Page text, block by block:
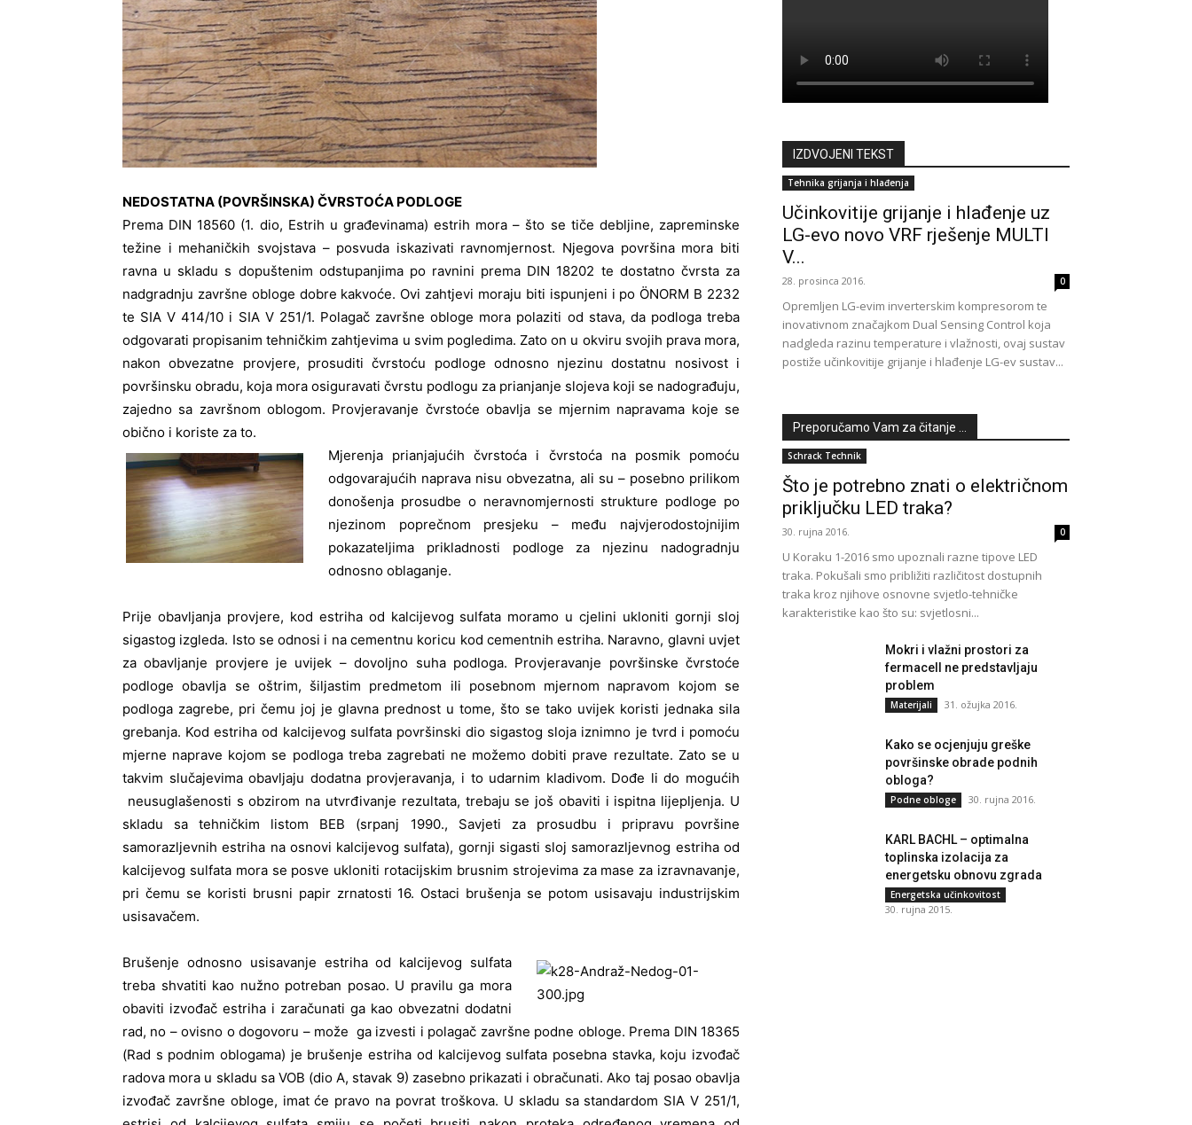
NEDOSTATNA (POVRŠINSKA) ČVRSTOĆA PODLOGE
Prema DIN 18560 (1. dio, Estrih u građevinama) estrih mora – što se tiče debljine, zapreminske
težine i mehaničkih svojstava – posvuda iskazivati ravnomjernost. Njegova površina mora biti
ravna u skladu s dopuštenim odstupanjima po ravnini prema DIN 18202 te dostatno čvrsta za
nadgradnju završne obloge dobre kakvoće. Ovi zahtjevi moraju biti ispunjeni i po ÖNORM B 2232
te SIA V 414/10 i SIA V 251/1. Polagač završne obloge mora polaziti od stava, da podloga treba
odgovarati propisanim tehničkim zahtjevima u svim pogledima. Zato on u okviru svojih prava mora,
nakon obvezatne provjere, prosuditi čvrstoću podloge odnosno njezinu dostatnu nosivost i
površinsku obradu, koja mora osiguravati čvrstu podlogu za prianjanje slojeva koji se nadograđuju,
zajedno sa završnom oblogom. Provjeravanje čvrstoće obavlja se mjernim napravama koje se
obično i koriste za to.
Mjerenja prianjajućih čvrstoća i čvrstoća na posmik pomoću
odgovarajućih naprava nisu obvezatna, ali su – posebno prilikom
donošenja prosudbe o neravnomjernosti strukture podloge po
njezinom poprečnom presjeku – među najvjerodostojnijim
pokazateljima prikladnosti podloge za njezinu nadogradnju
odnosno oblaganje.
Prije obavljanja provjere, kod estriha od kalcijevog sulfata moramo u cjelini ukloniti gornji sloj
sigastog izgleda. Isto se odnosi i na cementnu koricu kod cementnih estriha. Naravno, glavni uvjet
za obavljanje provjere je uvijek – dovoljno suha podloga. Provjeravanje površinske čvrstoće
podloge obavlja se oštrim, šiljastim predmetom ili posebnom mjernom napravom kojom se
podloga zagrebe, pri čemu joj je glavna prednost u tome, što se tako uvijek koristi jednaka sila
grebanja. Kod estriha od kalcijevog sulfata površinski dio sigastog sloja iznimno je tvrd i pomoću
mjerne naprave kojom se podloga treba zagrebati ne možemo dobiti prave rezultate. Zato se u
takvim slučajevima obavljaju dodatna provjeravanja, i to udarnim kladivom. Dođe li do mogućih
neusuglašenosti s obzirom na utvrđivanje rezultata, trebaju se još obaviti i ispitna lijepljenja. U
skladu sa tehničkim listom BEB (srpanj 1990., Savjeti za prosudbu i pripravu površine
samorazljevnih estriha na osnovi kalcijevog sulfata), gornji sigasti sloj samorazljevnog estriha od
kalcijevog sulfata mora se posve ukloniti rotacijskim brusnim strojevima za mase za izravnavanje,
pri čemu se koristi brusni papir zrnatosti 16. Ostaci brušenja se potom usisavaju industrijskim
usisavačem.
Brušenje odnosno usisavanje estriha od kalcijevog sulfata
treba shvatiti kao nužno potreban posao. U pravilu ga mora
obaviti izvođač estriha i zaračunati ga kao obvezatni dodatni
rad, no – ovisno o dogovoru – može ga izvesti i polagač završne podne obloge. Prema DIN 18365
(Rad s podnim oblogama) je brušenje estriha od kalcijevog sulfata posebna stavka, koju izvođač
radova mora u skladu sa VOB (dio A, stavak 9) zasebno prikazati i obračunati. Ako taj posao obavlja
izvođač završne obloge, imat će pravo na povrat troškova. U skladu sa standardom SIA V 251/1,
IZDVOJENI TEKST
Tehnika grijanja i hlađenja
Učinkovitije grijanje i hlađenje uz
LG-evo novo VRF rješenje MULTI
V...
28. prosinca 2016. 0
Opremljen LG-evim inverterskim kompresorom te
inovativnom značajkom Dual Sensing Control koja
nadgleda razinu temperature i vlažnosti, ovaj sustav
postiže učinkovitije grijanje i hlađenje LG-ev sustav...
Preporučamo Vam za čitanje ...
Schrack Technik
Što je potrebno znati o električnom
priključku LED traka?
30. rujna 2016. 0
U Koraku 1-2016 smo upoznali razne tipove LED
traka. Pokušali smo približiti različitost dostupnih
traka kroz njihove osnovne svjetlo-tehničke
karakteristike kao što su: svjetlosni...
Mokri i vlažni prostori za
fermacell ne predstavljaju
problem
Materijali 31. ožujka 2016.
Kako se ocjenjuju greške
površinske obrade podnih
obloga?
Podne obloge 30. rujna 2016.
KARL BACHL – optimalna
toplinska izolacija za
energetsku obnovu zgrada
Energetska učinkovitost
30. rujna 2015.